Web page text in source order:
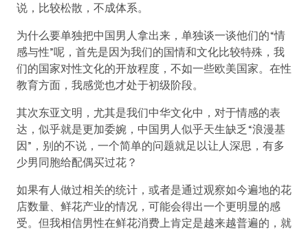
说，比较松散，不成体系。
为什么要单独把中国男人拿出来，单独谈一谈他们的“情
感与性”呢，首先是因为我们的国情和文化比较特殊，我
们的国家对性文化的开放程度，不如一些欧美国家。在性
教育方面，我感觉也才处于初级阶段。
其次东亚文明，尤其是我们中华文化中，对于情感的表
达，似乎就是更加委婉，中国男人似乎天生缺乏“浪漫基
因”，别的不说，一个简单的问题就足以让人深思，有多
少男同胞给配偶买过花？
如果有人做过相关的统计，或者是通过观察如今遍地的花
店数量、鲜花产业的情况，可能会得出一个更明显的感
受。但我相信男性在鲜花消费上肯定是越来越普遍的，就